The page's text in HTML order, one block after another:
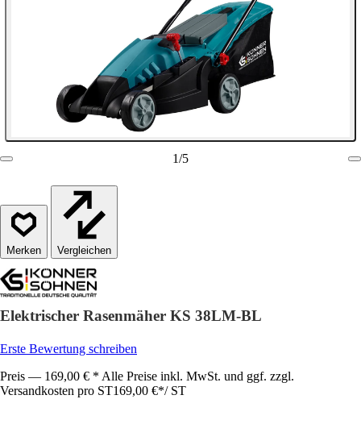
1/5
Vergleichen
Elektrischer Rasenmäher KS 38LM-BL
Erste Bewertung schreiben
Preis — 169,00 € * Alle Preise inkl. MwSt. und ggf. zzgl.
Versandkosten pro ST169,00 €*/ ST